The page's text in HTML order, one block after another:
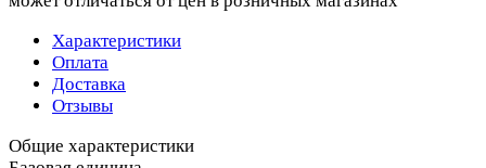
Характеристики
Оплата
Доставка
Отзывы
Общие характеристики